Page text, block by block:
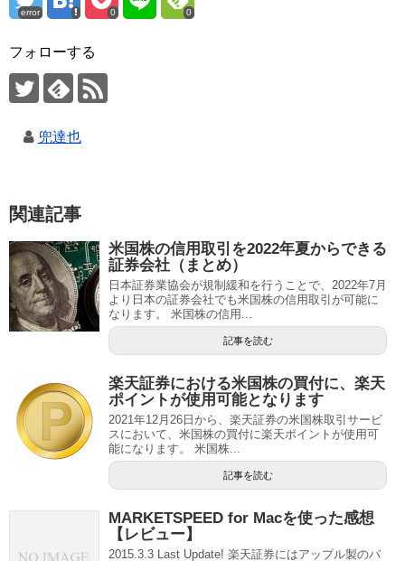
error 0 0
フォローする
兜達也
関連記事
米国株の信用取引を2022年夏からできる
証券会社（まとめ）
日本証券業協会が規制緩和を行うことで、2022年7月
より日本の証券会社でも米国株の信用取引が可能に
なります。 米国株の信用...
記事を読む
楽天証券における米国株の買付に、楽天
ポイントが使用可能となります
2021年12月26日から、楽天証券の米国株取引サービ
スにおいて、米国株の買付に楽天ポイントが使用可
能になります。 米国株...
記事を読む
MARKETSPEED for Macを使った感想
【レビュー】
2015.3.3 Last Update! 楽天証券にはアップル製のパ